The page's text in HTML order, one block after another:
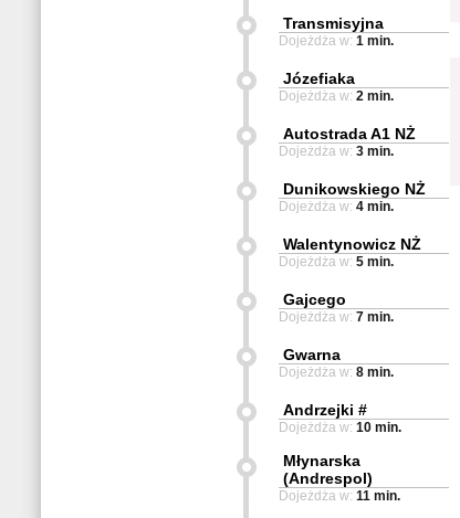
Transmisyjna
Dojeżdża w: 1 min.
Józefiaka
Dojeżdża w: 2 min.
Autostrada A1 NŻ
Dojeżdża w: 3 min.
Dunikowskiego NŻ
Dojeżdża w: 4 min.
Walentynowicz NŻ
Dojeżdża w: 5 min.
Gajcego
Dojeżdża w: 7 min.
Gwarna
Dojeżdża w: 8 min.
Andrzejki #
Dojeżdża w: 10 min.
Młynarska
(Andrespol)
Dojeżdża w: 11 min.